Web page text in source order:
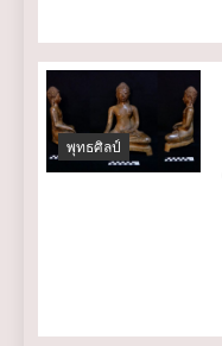
พุทธศิลป์